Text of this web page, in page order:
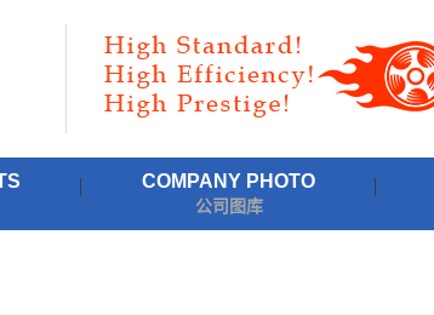
COMPANY PHOTO
公司图库